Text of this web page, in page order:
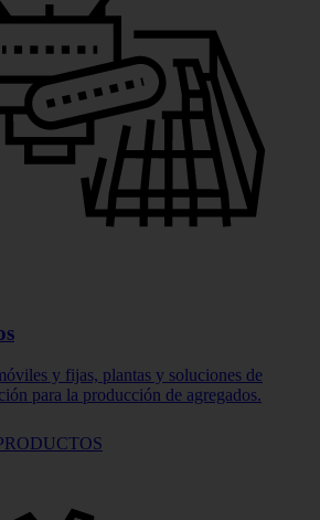
y fijas, plantas y soluciones de
para la producción de agregados.